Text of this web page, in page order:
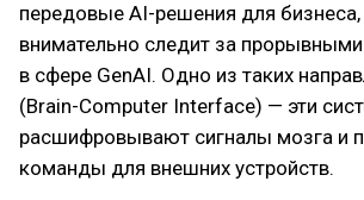
передовые AI-решения для
внимательно следит за
в сфере GenAI. Одно из таких
(Brain-Computer Interface) — эти
расшифровывают сигналы мозга и
команды для внешних устройств.